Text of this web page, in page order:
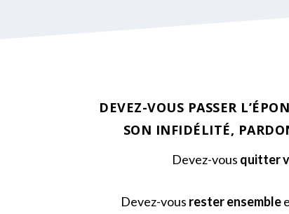
DEVEZ-VOUS PASSER
SON INFIDÉLITÉ,
Devez-vous quitter
Devez-vous rester ensemble